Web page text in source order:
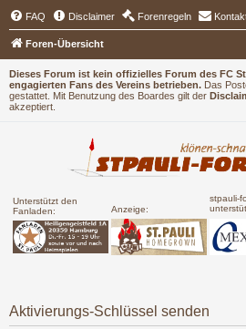
Dieses Forum ist kein offizielles Forum des FC
engagierten Fans des Vereins betrieben. Das
gestattet. Mit Benutzung des Boardes gilt der
akzeptiert.
Unterstützt den
Fanladen:
Anzeige:
stpauli-
FAQ Disclaimer Forenregeln
Foren-Übersicht
Aktivierungs-Schlüssel senden